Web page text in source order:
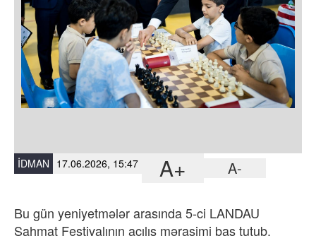
İDMAN 17.06.2026, 15:47 A+ A-
Bu gün yeniyetmələr arasında 5-ci LANDAU
Şahmat Festivalının açılış mərasimi baş tutub.